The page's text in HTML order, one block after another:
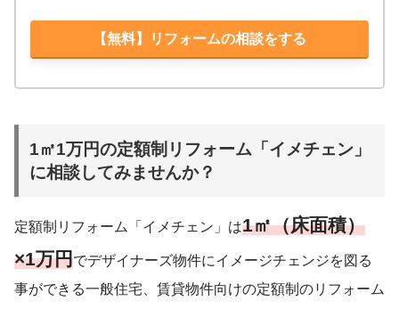
【無料】リフォームの相談をする
1㎡1万円の定額制リフォーム「イメチェン」
に相談してみませんか？
定額制リフォーム「イメチェン」は1㎡（床面積）
×1万円でデザイナーズ物件にイメージチェンジを図る
事ができる一般住宅、賃貸物件向けの定額制のリフォーム